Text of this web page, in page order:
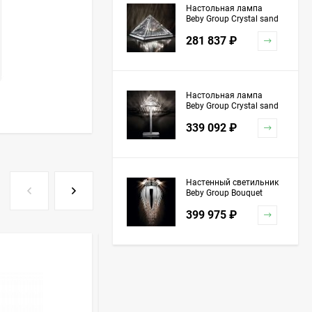
Настольная лампа
Beby Group Crystal sand
281 837 ₽
Настольная лампа
Beby Group Crystal sand
339 092 ₽
Настенный светильник
Beby Group Bouquet
Grey Red
399 975 ₽